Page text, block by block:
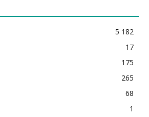
5 182
17
175
265
68
1